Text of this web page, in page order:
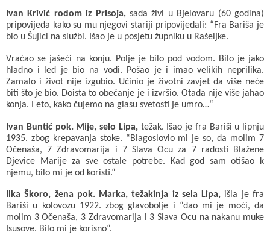
Ivan Krivić rodom iz Prisoja,sada živi u Bjelovaru (60 godina)
pripovijeda kako su mu njegovi stariji pripovijedali: “Fra Bariša je
bio u Šujici na službi. Išao je u posjetu župniku u Rašeljke.
Vraćao se jašeći na konju. Polje je bilo pod vodom. Bilo je jako
hladno i led je bio na vodi. Pošao je i imao velikih neprilika.
Zamalo i život nije izgubio. Učinio je životni zavjet da više neće
biti što je bio. Doista to obećanje je i izvršio. Otada nije više jahao
konja. I eto, kako čujemo na glasu svetosti je umro…“
Ivan Buntić pok. Mije, selo Lipa,težak. Išao je fra Bariši u lipnju
1935. zbog krepavanja stoke. “Blagoslovio mi je so, da molim 7
Očenaša, 7 Zdravomarija i 7 Slava Ocu za 7 radosti Blažene
Djevice Marije za sve ostale potrebe. Kad god sam otišao k
njemu, bilo mi je od koristi.“
Ilka Škoro, žena pok. Marka, težakinja iz sela Lipa, išla je fra
Bariši u kolovozu 1922. zbog glavobolje i “dao mi je moći, da
molim 3 Očenaša, 3 Zdravomarija i 3 Slava Ocu na nakanu muke
Isusove. Bilo mi je korisno“.